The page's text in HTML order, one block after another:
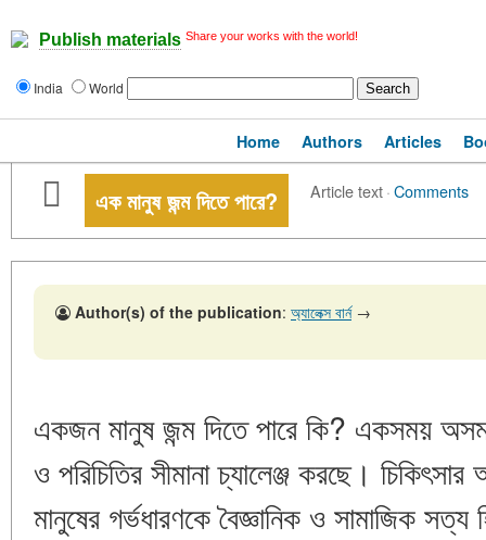
Publish materials Share your works with the world!
India World
Home Authors Articles
এক মানুষ জন্ম দিতে পারে? Article text·Comments
Author(s) of the publication: অ্যালেক্স বার্ন→
একজন মানুষ জন্ম দিতে পারে কি? একসময়
ও পরিচিতির সীমানা চ্যালেঞ্জ করছে।
মানুষের গর্ভধারণকে বৈজ্ঞানিক ও সামাজিক